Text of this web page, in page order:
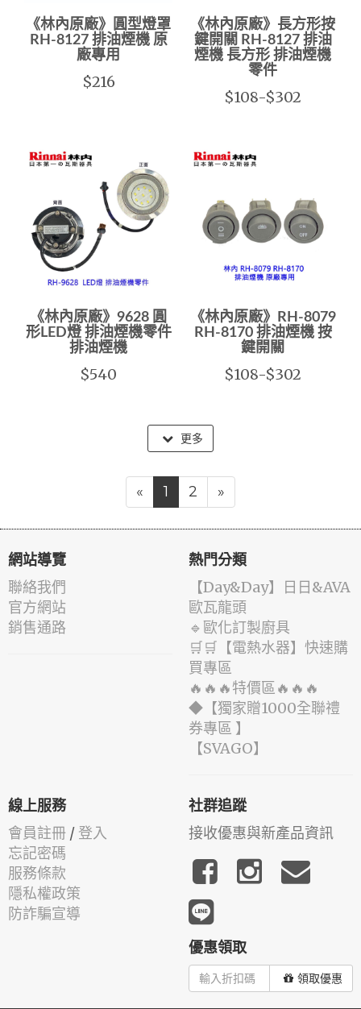
《林內原廠》圓型燈罩
RH-8127 排油煙機 原
廠專用
$216
《林內原廠》長方形按
鍵開關 RH-8127 排油
煙機 長方形 排油煙機
零件
$108-$302
《林內原廠》9628 圓
形LED燈 排油煙機零件
排油煙機
$540
《林內原廠》RH-8079
RH-8170 排油煙機 按
鍵開關
$108-$302
更多
« 1 2 »
網站導覽
聯絡我們
官方網站
銷售通路
熱門分類
️【Day&Day】️日日&AVA
歐瓦龍頭
🔹歐化訂製廚具
🛒🛒【電熱水器】快速購
買專區
🔥🔥🔥特價區🔥🔥🔥
◆【獨家贈1000全聯禮
券專區 】
️【SVAGO】️
線上服務
會員註冊 / 登入
忘記密碼
服務條款
隱私權政策
防詐騙宣導
社群追蹤
接收優惠與新產品資訊
優惠領取
領取優惠